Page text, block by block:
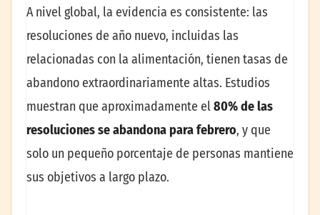
A nivel global, la evidencia es consistente: las
resoluciones de año nuevo, incluidas las
relacionadas con la alimentación, tienen tasas de
abandono extraordinariamente altas. Estudios
muestran que aproximadamente el80% de las
resoluciones se abandona para febrero, y que
solo un pequeño porcentaje de personas mantiene
sus objetivos a largo plazo.